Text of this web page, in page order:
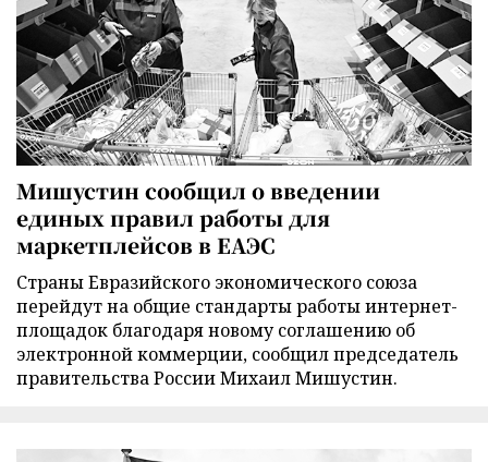
Мишустин сообщил о введении
единых правил работы для
маркетплейсов в ЕАЭС
Страны Евразийского экономического союза
перейдут на общие стандарты работы интернет-
площадок благодаря новому соглашению об
электронной коммерции, сообщил председатель
правительства России Михаил Мишустин.